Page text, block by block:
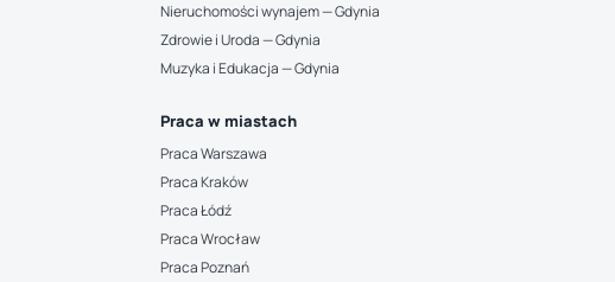
Nieruchomości wynajem — Gdynia
Zdrowie i Uroda — Gdynia
Muzyka i Edukacja — Gdynia
Praca w miastach
Praca Warszawa
Praca Kraków
Praca Łódź
Praca Wrocław
Praca Poznań